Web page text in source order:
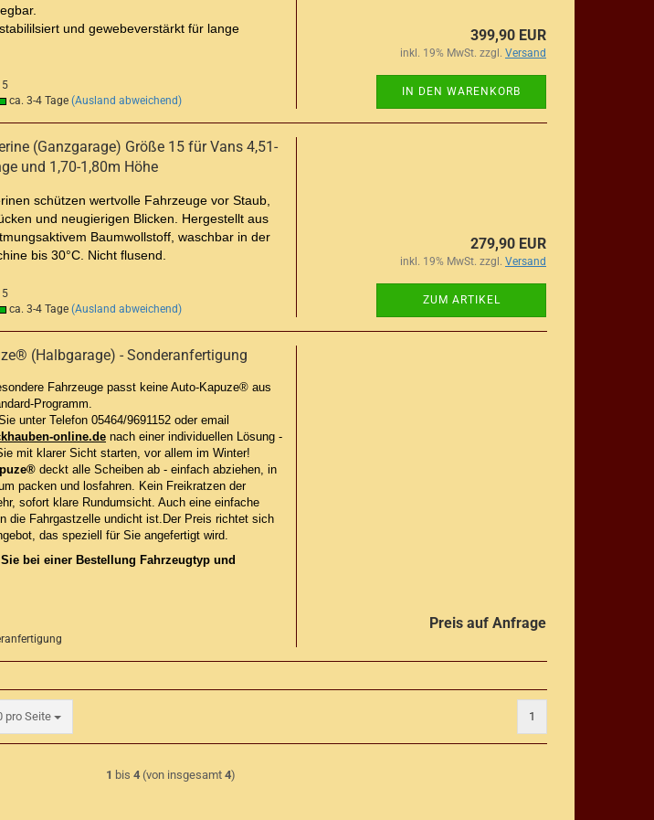
und gewebeverstärkt für lange
ca. 3-4 Tage (Ausland abweichend)
399,90 EUR
inkl. 19% MwSt. zzgl. Versand
IN DEN WARENKORB
(Ganzgarage) Größe 15 für Vans 4,51-
und 1,70-1,80m Höhe
schützen wertvolle Fahrzeuge vor Staub,
und neugierigen Blicken. Hergestellt aus
Baumwollstoff, waschbar in der
bis 30°C. Nicht flusend.
ca. 3-4 Tage (Ausland abweichend)
279,90 EUR
inkl. 19% MwSt. zzgl. Versand
ZUM ARTIKEL
(Halbgarage) - Sonderanfertigung
Fahrzeuge passt keine Auto-Kapuze® aus
Programm.
unter Telefon 05464/9691152 oder email
online.de nach einer individuellen Lösung -
mit klarer Sicht starten, vor allem im Winter!
deckt alle Scheiben ab - einfach abziehen, in
packen und losfahren. Kein Freikratzen der
sofort klare Rundumsicht. Auch eine einfache
die Fahrgastzelle undicht ist.Der Preis richtet sich
das speziell für Sie angefertigt wird.
bei einer Bestellung Fahrzeugtyp und
Preis auf Anfrage
pro Seite
Seite 1
1 bis 4(von insgesamt 4)